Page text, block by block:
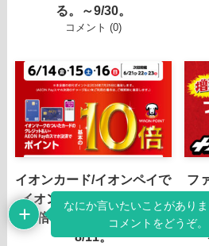
る。～9/30。
コメント (0)
イオンカード/イオンペイで
イオンでWAON POINTが
10倍で還元率5％。8/8～
8/11。
フ
イ
5
なにか言いたいことがあり
コメントをどうぞ。